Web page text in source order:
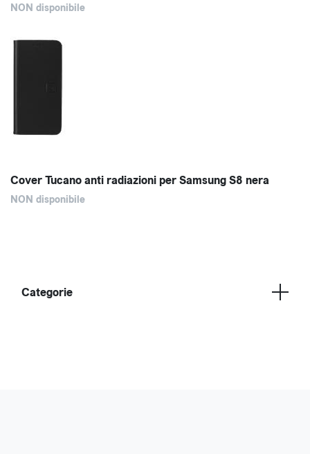
NON disponibile
Cover Tucano anti radiazioni per Samsung S8 nera
NON disponibile
Categorie